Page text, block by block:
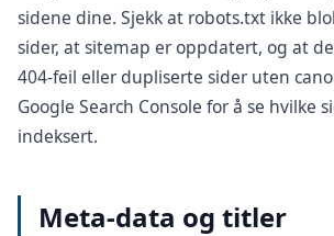
sidene dine. Sjekk at robots.txt ikke
sider, at sitemap er oppdatert, og at
404-feil eller dupliserte sider uten
Google Search Console for å se hvilke
indeksert.
Meta-data og titler